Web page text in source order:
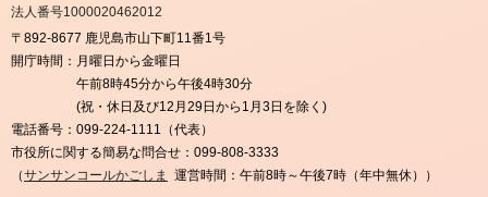
法人番号1000020462012
〒892-8677 鹿児島市山下町11番1号
開庁時間： 月曜日から金曜日
午前8時45分から午後4時30分
(祝・休日及び12月29日から1月3日を除く)
電話番号： 099-224-1111（代表）
市役所に関する簡易な問合せ： 099-808-3333
（サンサンコールかごしま 運営時間：午前8時～午後7時（年中無休））